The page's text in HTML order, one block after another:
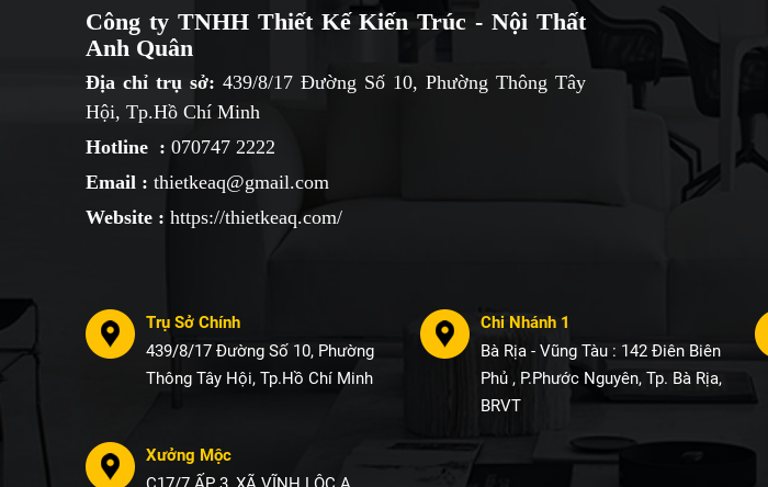
Công ty TNHH Thiết Kế Kiến Trúc - Nội Thất
Anh Quân
Địa chỉ trụ sở: 439/8/17 Đường Số 10, Phường Thông Tây
Hội, Tp.Hồ Chí Minh
Hotline : 070747 2222
Email : thietkeaq@gmail.com
Website : https://thietkeaq.com/
Trụ Sở Chính
439/8/17 Đường Số 10, Phường
Thông Tây Hội, Tp.Hồ Chí Minh
Chi Nhánh 1
Bà Rịa - Vũng Tàu : 142 Điên Biên
Phủ , P.Phước Nguyên, Tp. Bà Rịa,
BRVT
Xưởng Mộc